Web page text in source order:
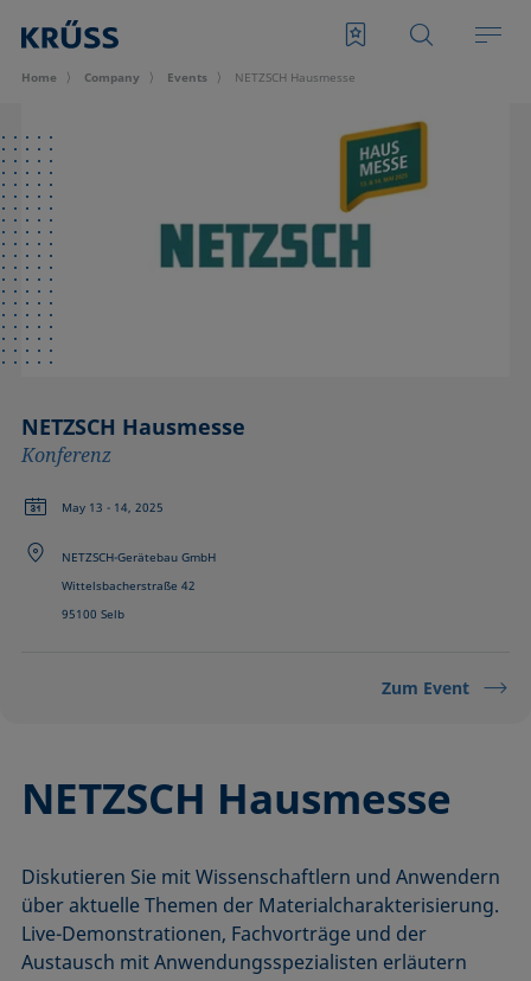
Home Company Events NETZSCH Hausmesse
NETZSCH Hausmesse
Konferenz
May 13 - 14, 2025
NETZSCH-Gerätebau GmbH
Wittelsbacherstraße 42
95100 Selb
Zum Event
NETZSCH Hausmesse
Diskutieren Sie mit Wissenschaftlern und Anwendern
über aktuelle Themen der Materialcharakterisierung.
Live-Demonstrationen, Fachvorträge und der
Austausch mit Anwendungsspezialisten erläutern